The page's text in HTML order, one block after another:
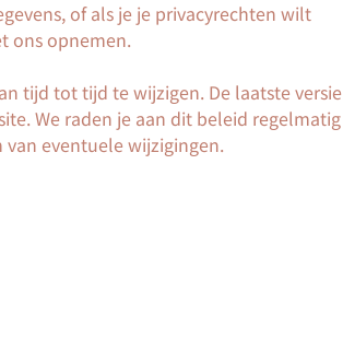
of als je je privacyrechten wilt
ons opnemen.
tijd tot tijd te wijzigen. De laatste versie
We raden je aan dit beleid regelmatig
eventuele wijzigingen.